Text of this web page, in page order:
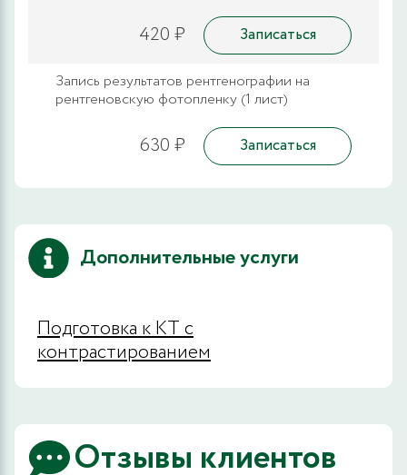
420 ₽ Записаться
Запись результатов рентгенографии на
рентгеновскую фотопленку (1 лист)
630 ₽ Записаться
Дополнительные услуги
Подготовка к КТ с
контрастированием
Отзывы клиентов